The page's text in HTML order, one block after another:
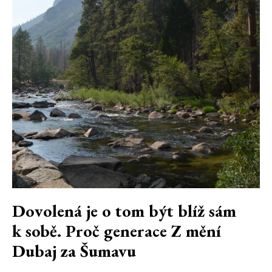
Dovolená je o tom být blíž sám
k sobě. Proč generace Z mění
Dubaj za Šumavu